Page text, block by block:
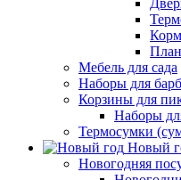
Мебель для сада
Наборы для
Корзины для
Наборы
Термосумки
Новый
Новогодняя